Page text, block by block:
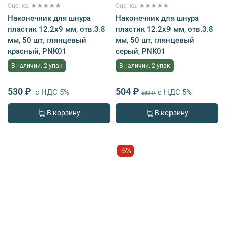
Оценка: ★★★★★
Наконечник для шнура
пластик 12.2х9 мм, отв.3.8
мм, 50 шт, глянцевый
красный, PNK01
В наличии: 2 упак
530 ₽ с НДС 5%
В корзину
Оценка: ★★★★★
Наконечник для шнура
пластик 12.2х9 мм, отв.3.8
мм, 50 шт, глянцевый
серый, PNK01
В наличии: 2 упак
504 ₽ 530 ₽ с НДС 5%
В корзину
-5%